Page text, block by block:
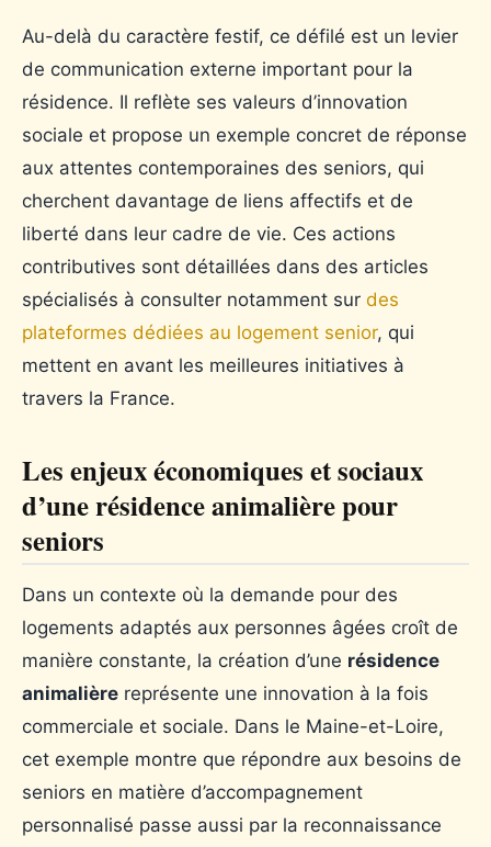
Au-delà du caractère festif, ce défilé est un levier
de communication externe important pour la
résidence. Il reflète ses valeurs d’innovation
sociale et propose un exemple concret de réponse
aux attentes contemporaines des seniors, qui
cherchent davantage de liens affectifs et de
liberté dans leur cadre de vie. Ces actions
contributives sont détaillées dans des articles
spécialisés à consulter notamment sur des
plateformes dédiées au logement senior, qui
mettent en avant les meilleures initiatives à
travers la France.
Les enjeux économiques et sociaux
d’une résidence animalière pour
seniors
Dans un contexte où la demande pour des
logements adaptés aux personnes âgées croît de
manière constante, la création d’une résidence
animalière représente une innovation à la fois
commerciale et sociale. Dans le Maine-et-Loire,
cet exemple montre que répondre aux besoins de
seniors en matière d’accompagnement
personnalisé passe aussi par la reconnaissance